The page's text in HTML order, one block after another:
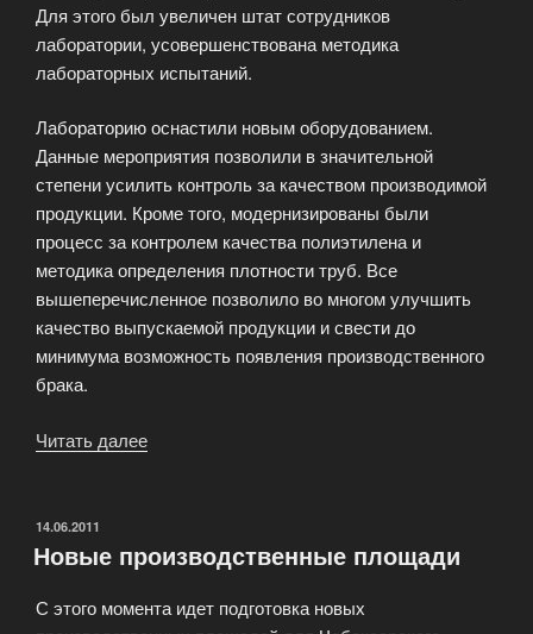
Для этого был увеличен штат сотрудников
лаборатории, усовершенствована методика
лабораторных испытаний.
Лабораторию оснастили новым оборудованием.
Данные мероприятия позволили в значительной
степени усилить контроль за качеством производимой
продукции. Кроме того, модернизированы были
процесс за контролем качества полиэтилена и
методика определения плотности труб. Все
вышеперечисленное позволило во многом улучшить
качество выпускаемой продукции и свести до
минимума возможность появления производственного
брака.
Читать далее
ОПУБЛИКОВАНО
14.06.2011
Новые производственные площади
С этого момента идет подготовка новых